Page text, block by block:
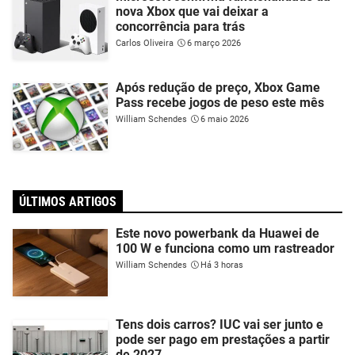
nova Xbox que vai deixar a
concorrência para trás
Carlos Oliveira 6 março 2026
Após redução de preço, Xbox Game
Pass recebe jogos de peso este mês
William Schendes 6 maio 2026
ÚLTIMOS ARTIGOS
Este novo powerbank da Huawei de
100 W e funciona como um rastreador
William Schendes Há 3 horas
Tens dois carros? IUC vai ser junto e
pode ser pago em prestações a partir